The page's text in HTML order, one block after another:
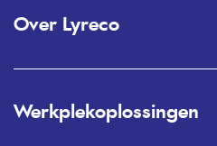
Over Lyreco
Werkplekoplossingen